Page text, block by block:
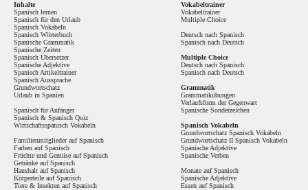
Inhalte
Spanisch lernen
Spanisch für den Urlaub
Spanisch Vokabeln
Spanisch Wörterbuch
Spanische Grammatik
Spanische Zeiten
Spanisch Übersetzer
Spanische Adjektive
Spanisch Artikeltrainer
Spanisch Aussprache
Grundwortschatz
Urlaub in Spanien
Spanisch für Anfänger
Spanisch & Spanisch Quiz
Wirtschaftsspanisch Vokabeln
Familienmitglieder auf Spanisch
Farben auf Spanisch
Früchte und Gemüse auf Spanisch
Getränke auf Spanisch
Haushalt auf Spanisch
Körperteile auf Spanisch
Tiere & Insekten auf Spanisch
Vokabeltrainer
Vokabeltrainer
Multiple Choice
Deutsch nach Spanisch
Spanisch nach Deutsch
Multiple Choice
Deutsch nach Spanisch
Spanisch nach Deutsch
Grammatik
Grammatikübungen
Verlaufsform der Gegenwart
Spanische Sonderzeichen
Spanisch Vokabeln
Grundwortschatz Spanisch Vokabeln
Grundwortschatz II Spanisch Vokabeln
Spanische Adjektive
Spanische Verben
Monate auf Spanisch
Spanische Adjektive
Essen auf Spanisch